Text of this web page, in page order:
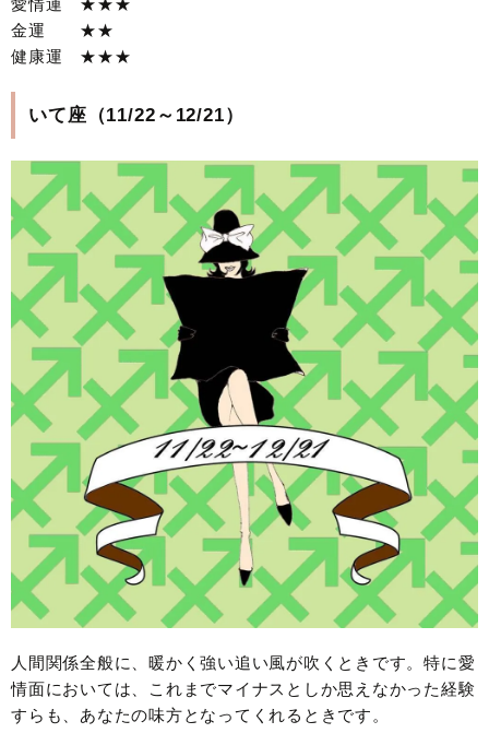
金運 ★★
健康運 ★★★
いて座（11/22～12/21）
人間関係全般に、暖かく強い追い風が吹くときです。特に愛
情面においては、これまでマイナスとしか思えなかった経験
すらも、あなたの味方となってくれるときです。